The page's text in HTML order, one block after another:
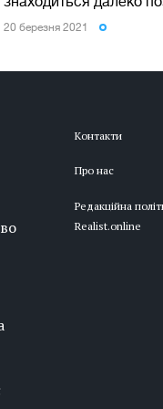
20 березня 2021
Контакти
Про нас
Редакційна
Realist.online